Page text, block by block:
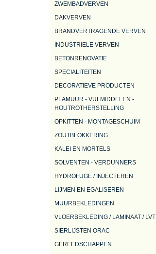
ZWEMBADVERVEN
DAKVERVEN
BRANDVERTRAGENDE VERVEN
INDUSTRIELE VERVEN
BETONRENOVATIE
SPECIALITEITEN
DECORATIEVE PRODUCTEN
PLAMUUR - VULMIDDELEN -
HOUTROTHERSTELLING
OPKITTEN - MONTAGESCHUIM
ZOUTBLOKKERING
KALEI EN MORTELS
SOLVENTEN - VERDUNNERS
HYDROFUGE / INJECTEREN
LIJMEN EN EGALISEREN
MUURBEKLEDINGEN
VLOERBEKLEDING / LAMINAAT / LVT
SIERLIJSTEN ORAC
GEREEDSCHAPPEN